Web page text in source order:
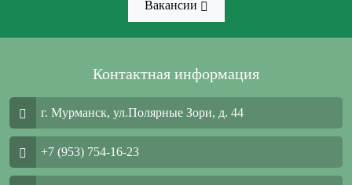
Вакансии
Контактная информация
г. Мурманск, ул.Полярные Зори, д. 44
+7 (953) 754-16-23